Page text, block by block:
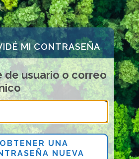
MI CONTRASEÑA
de usuario o correo
OBTENER UNA
NUEVA